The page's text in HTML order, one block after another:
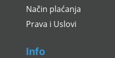
Način plaćanja
Prava i Uslovi
Info